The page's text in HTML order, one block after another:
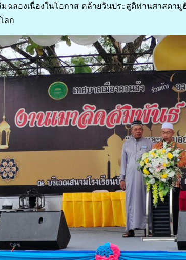
มฉลองเนื่องในโอกาส คล้ายวันประสูติท่านศาสดา
ลก